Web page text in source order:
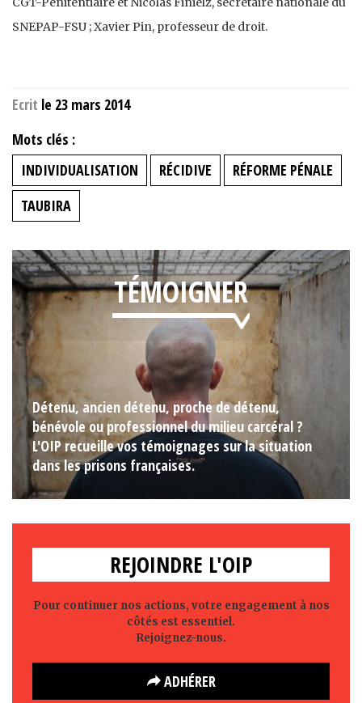
SNEPAP-FSU ; Xavier Pin, professeur de droit.
Ecrit le 23 mars 2014
Mots clés :
INDIVIDUALISATION
RÉCIDIVE
RÉFORME PÉNALE
TAUBIRA
TÉMOIGNER
Détenu, ancien détenu, proche de détenu,
bénévole ou professionnel du milieu carcéral ?
L'OIP recueille vos témoignages sur la situation
dans les prisons françaises.
REJOINDRE L'OIP
Pour continuer nos actions, votre engagement à nos
côtés est essentiel.
Rejoignez-nous.
ADHÉRER